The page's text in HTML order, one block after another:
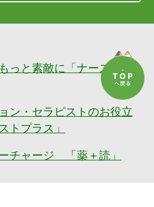
っと素敵に「ナースぷら
ン・セラピストのお役立
トプラス」
チャージ 「薬＋読」